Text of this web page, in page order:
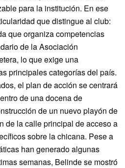
para la institución. En ese
que distingue al club:
que organiza competencias
de la Asociación
lo que exige una
principales categorías del país.
el plan de acción se centrará
de una docena de
de un nuevo playón de
de la calle principal de acceso a
sobre la chicana. Pese a
han generado algunas
semanas, Belinde se mostró